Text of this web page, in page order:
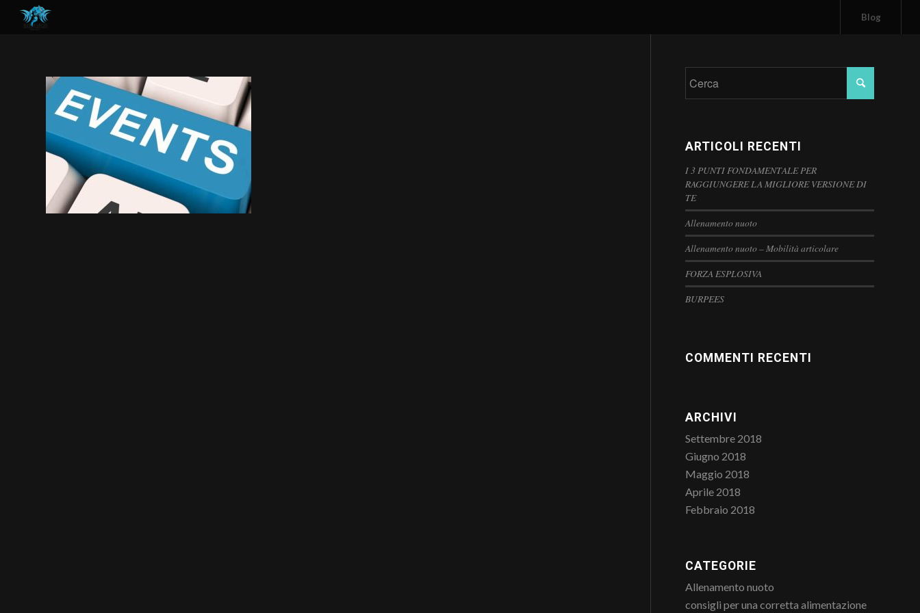
Blog
ARTICOLI RECENTI
I 3 PUNTI FONDAMENTALE PER
RAGGIUNGERE LA MIGLIORE VERSIONE DI
TE
Allenamento nuoto
Allenamento nuoto – Mobilità articolare
FORZA ESPLOSIVA
BURPEES
COMMENTI RECENTI
ARCHIVI
Settembre 2018
Giugno 2018
Maggio 2018
Aprile 2018
Febbraio 2018
CATEGORIE
Allenamento nuoto
consigli per una corretta alimentazione